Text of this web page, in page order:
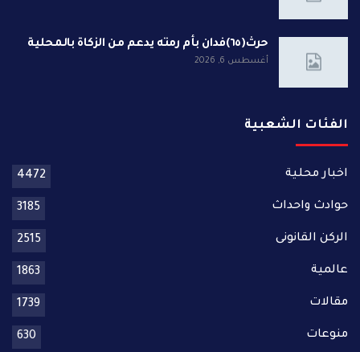
حرث(٦٥)فدان بأم رمته يدعم من الزكاة بالمحلية
أغسطس 6, 2026
الفئات الشعبية
اخبار محلية 4472
حوادث واحداث 3185
الركن القانونى 2515
عالمية 1863
مقالات 1739
منوعات 630